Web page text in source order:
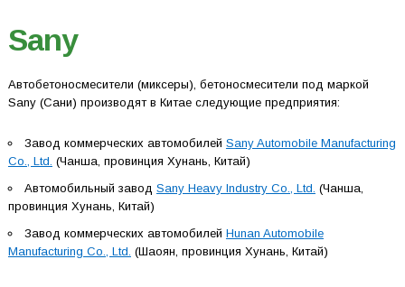
Sany
Автобетоносмесители (миксеры), бетоносмесители под маркой
Sany (Сани) производят в Китае следующие предприятия:
Завод коммерческих автомобилей Sany Automobile Manufacturing
Co., Ltd. (Чанша, провинция Хунань, Китай)
Автомобильный завод Sany Heavy Industry Co., Ltd. (Чанша,
провинция Хунань, Китай)
Завод коммерческих автомобилей Hunan Automobile
Manufacturing Co., Ltd. (Шаоян, провинция Хунань, Китай)